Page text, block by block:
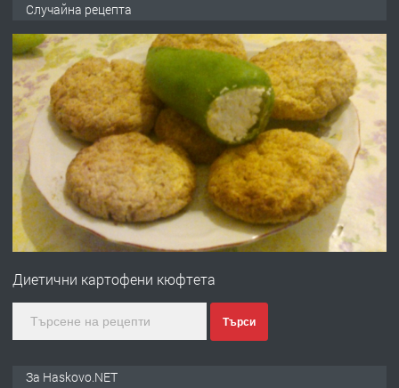
АПАРТАМЕНТ В ЦЕНТЪРА НА ГР.
ХАСКОВО
преди 2 дни
ПРЕДЛАГА Давам гараж под наем
преди 2 дни
ПРЕДЛАГА
№4120 Магазин/Офис под наем в кв.
градската градина!
Случайна рецепта
Диетични картофени кюфтета
Търси
За Haskovo.NET